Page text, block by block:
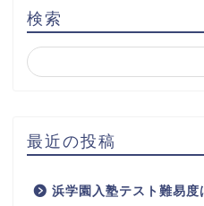
検索
最近の投稿
浜学園入塾テスト難易